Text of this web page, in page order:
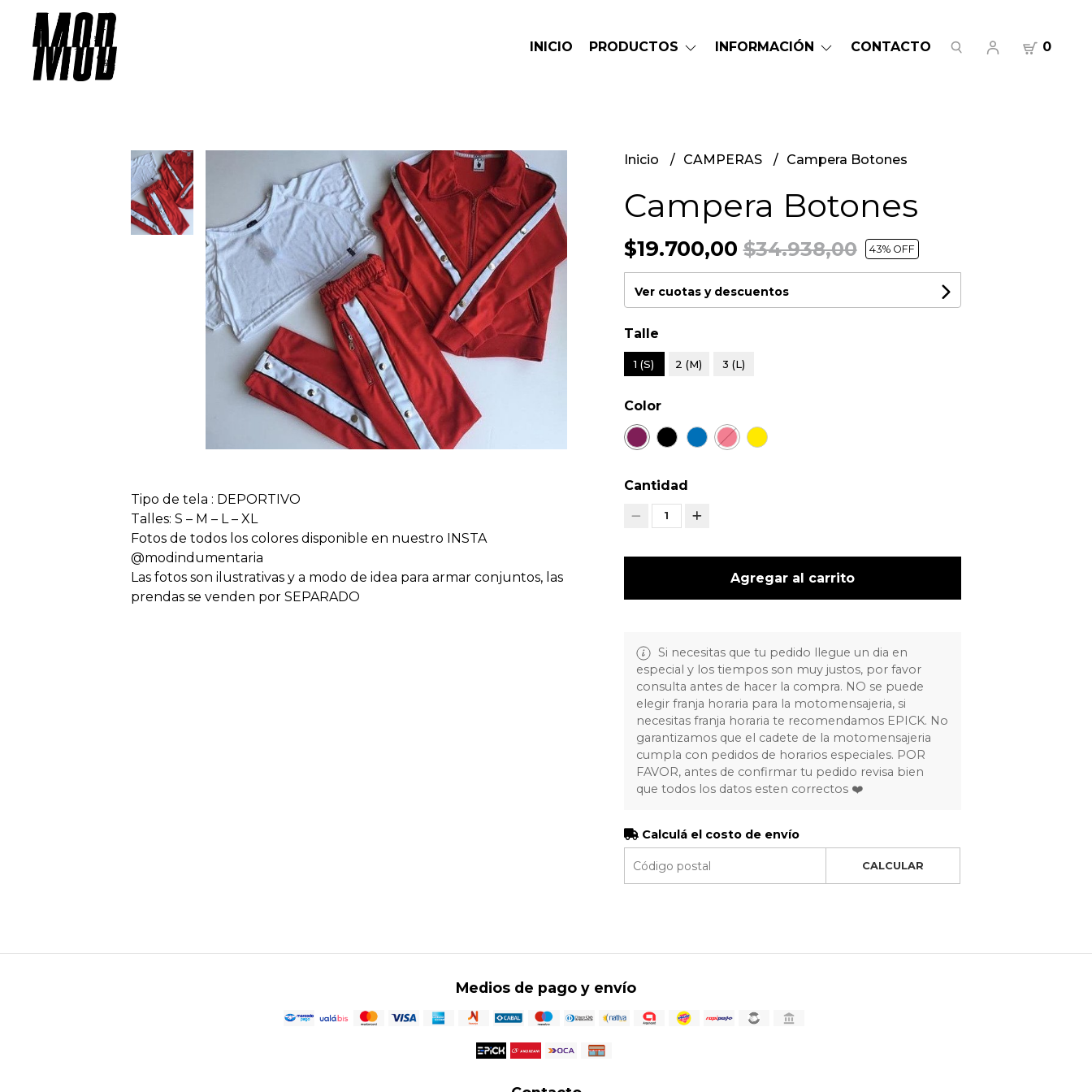
INICIO PRODUCTOS INFORMACIÓN CONTACTO 0
Tipo de tela : DEPORTIVO
Talles: S – M – L – XL
Fotos de todos los colores disponible en nuestro INSTA
@modindumentaria
Las fotos son ilustrativas y a modo de idea para armar conjuntos, las
prendas se venden por SEPARADO
Inicio CAMPERAS Campera Botones
Campera Botones
$19.700,00$34.938,00 43% OFF
Ver cuotas y descuentos
Talle
1 (S) 2 (M) 3 (L)
Color
Cantidad
1
Agregar al carrito
Si necesitas que tu pedido llegue un dia en
especial y los tiempos son muy justos, por favor
consulta antes de hacer la compra. NO se puede
elegir franja horaria para la motomensajeria, si
necesitas franja horaria te recomendamos EPICK. No
garantizamos que el cadete de la motomensajeria
cumpla con pedidos de horarios especiales. POR
FAVOR, antes de confirmar tu pedido revisa bien
que todos los datos esten correctos ❤️
Calculá el costo de envío
CALCULAR
Medios de pago y envío